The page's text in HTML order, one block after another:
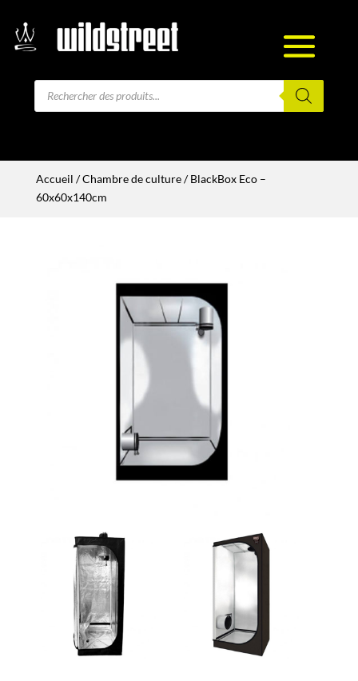
Recherche
Accueil /Chambre de culture/ BlackBox Eco –
60x60x140cm